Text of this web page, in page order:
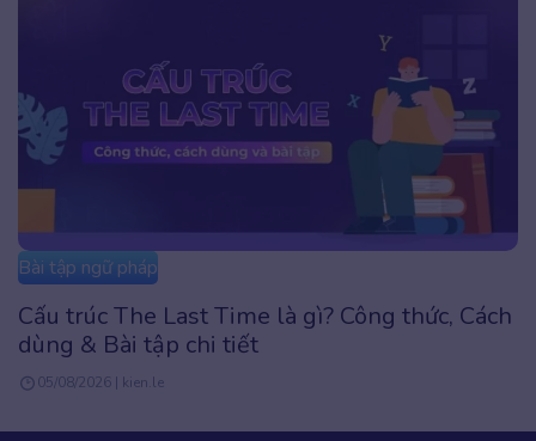
Bài tập ngữ pháp
Cấu trúc The Last Time là gì? Công thức, Cách
dùng & Bài tập chi tiết
05/08/2026 | kien.le